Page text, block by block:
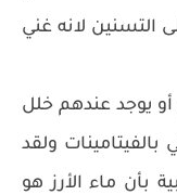
التسنين لانه غني
أو يوجد عندهم خلل
ولقد
بأن ماء الأرز هو